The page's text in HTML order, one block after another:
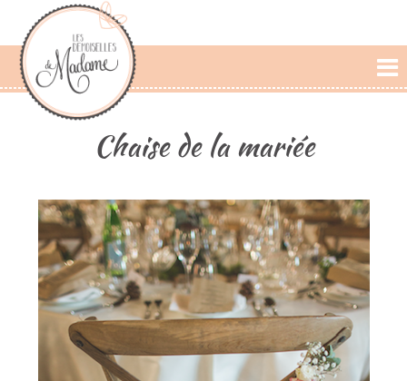
PRESTATIONS
PHOTOS
DÉCLARATIONS
BLOG
Chaise de la mariée